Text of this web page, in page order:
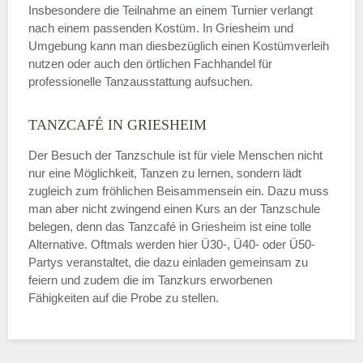
Insbesondere die Teilnahme an einem Turnier verlangt
nach einem passenden Kostüm. In Griesheim und
Umgebung kann man diesbezüglich einen Kostümverleih
nutzen oder auch den örtlichen Fachhandel für
professionelle Tanzausstattung aufsuchen.
TANZCAFÉ IN GRIESHEIM
Der Besuch der Tanzschule ist für viele Menschen nicht
nur eine Möglichkeit, Tanzen zu lernen, sondern lädt
zugleich zum fröhlichen Beisammensein ein. Dazu muss
man aber nicht zwingend einen Kurs an der Tanzschule
belegen, denn das Tanzcafé in Griesheim ist eine tolle
Alternative. Oftmals werden hier Ü30-, Ü40- oder Ü50-
Partys veranstaltet, die dazu einladen gemeinsam zu
feiern und zudem die im Tanzkurs erworbenen
Fähigkeiten auf die Probe zu stellen.